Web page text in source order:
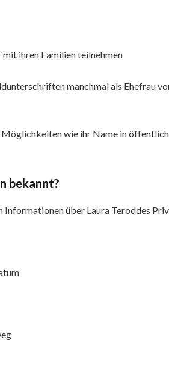
mit ihren Familien teilnehmen
manchmal als Ehefrau
wie ihr Name in
bekannt?
über Laura Teroddes